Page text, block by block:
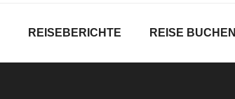
REISEBERICHTE REISE BUCHEN